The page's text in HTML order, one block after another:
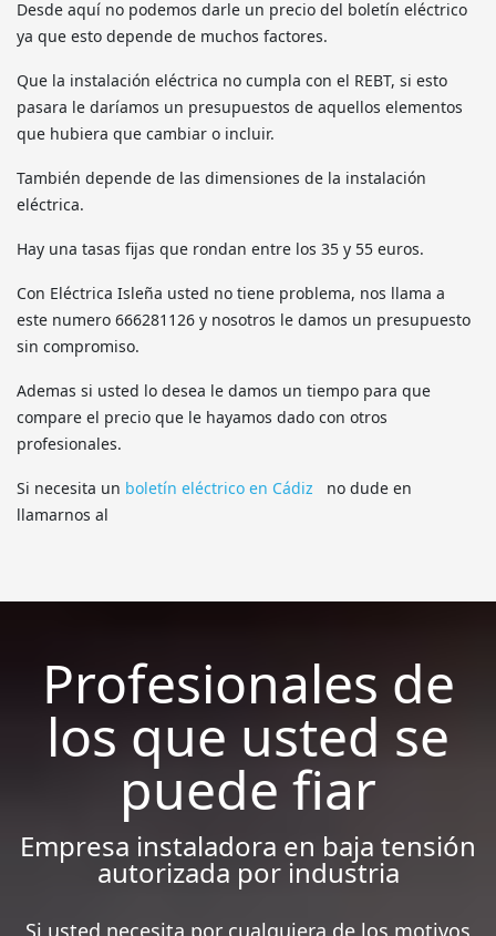
Desde aquí no podemos darle un precio del boletín eléctrico
ya que esto depende de muchos factores.
Que la instalación eléctrica no cumpla con el REBT, si esto
pasara le daríamos un presupuestos de aquellos elementos
que hubiera que cambiar o incluir.
También depende de las dimensiones de la instalación
eléctrica.
Hay una tasas fijas que rondan entre los 35 y 55 euros.
Con Eléctrica Isleña usted no tiene problema, nos llama a
este numero 666281126 y nosotros le damos un presupuesto
sin compromiso.
Ademas si usted lo desea le damos un tiempo para que
compare el precio que le hayamos dado con otros
profesionales.
Si necesita un boletín eléctrico en Cádiz no dude en
llamarnos al
Profesionales de
los que usted se
puede fiar
Empresa instaladora en baja tensión
autorizada por industria
Si usted necesita por cualquiera de los motivos